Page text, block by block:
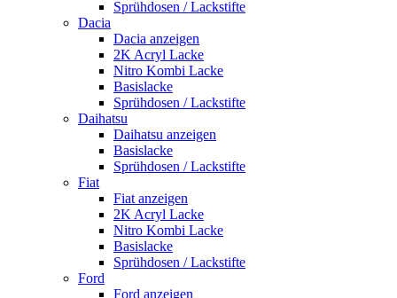
Sprühdosen / Lackstifte
Dacia
Dacia anzeigen
2K Acryl Lacke
Nitro Kombi Lacke
Basislacke
Sprühdosen / Lackstifte
Daihatsu
Daihatsu anzeigen
Basislacke
Sprühdosen / Lackstifte
Fiat
Fiat anzeigen
2K Acryl Lacke
Nitro Kombi Lacke
Basislacke
Sprühdosen / Lackstifte
Ford
Ford anzeigen